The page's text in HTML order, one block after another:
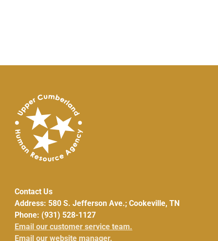
Contact Us
Address: 580 S. Jefferson Ave.; Cookeville, TN
Phone: (931) 528-1127
Email our customer service team.
Email our website manager.